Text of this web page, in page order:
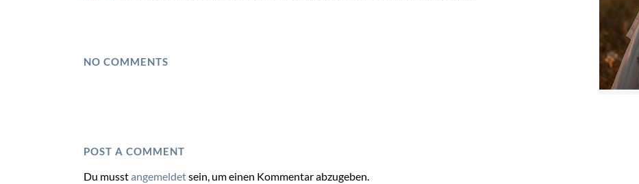
NO COMMENTS
POST A COMMENT
Du musstangemeldetsein, um einen Kommentar abzugeben.